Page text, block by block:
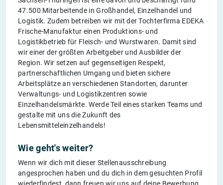
47.500 Mitarbeitende in Großhandel, Einzelhandel und
Logistik. Zudem betreiben wir mit der Tochterfirma EDEKA
Frische-Manufaktur einen Produktions- und
Logistikbetrieb für Fleisch- und Wurstwaren. Damit sind
wir einer der größten Arbeitgeber und Ausbilder der
Region. Wir setzen auf gegenseitigen Respekt,
partnerschaftlichen Umgang und bieten sichere
Arbeitsplätze an verschiedenen Standorten, darunter
Verwaltungs- und Logistikzentren sowie
Einzelhandelsmärkte. Werde Teil eines starken Teams und
gestalte mit uns die Zukunft des
Lebensmitteleinzelhandels!
Wie geht's weiter?
Wenn wir dich mit dieser Stellenausschreibung
angesprochen haben und du dich in dem gesuchten Profil